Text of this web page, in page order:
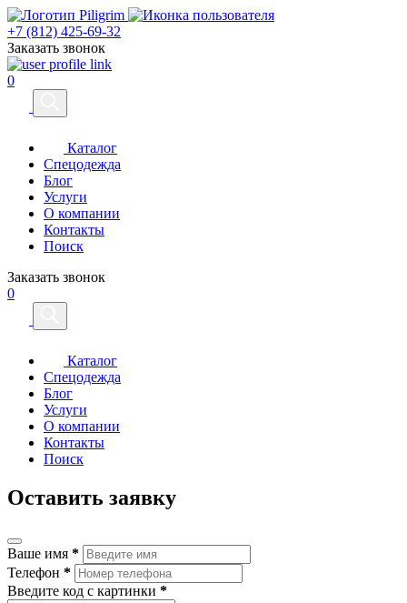
+7 (812) 425-69-32
Заказать звонок
0
Каталог
Спецодежда
Блог
Услуги
О компании
Контакты
Поиск
Заказать звонок
0
Каталог
Спецодежда
Блог
Услуги
О компании
Контакты
Поиск
Оставить заявку
Ваше имя *
Телефон *
Введите код с картинки *